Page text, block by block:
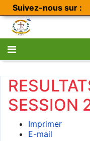
Suivez-nous sur :
SESSION
Imprimer
E-mail